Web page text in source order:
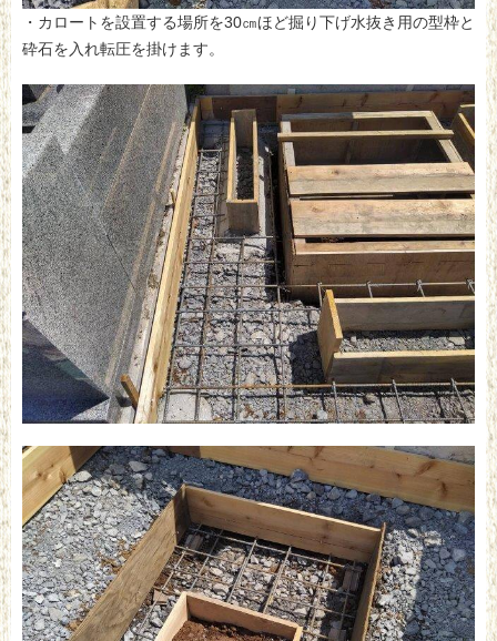
・カロートを設置する場所を30㎝ほど掘り下げ水抜き用の型枠と
砕石を入れ転圧を掛けます。